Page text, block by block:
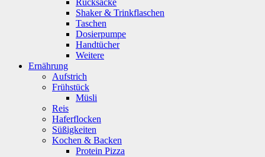
Rucksäcke
Shaker & Trinkflaschen
Taschen
Dosierpumpe
Handtücher
Weitere
Ernährung
Aufstrich
Frühstück
Müsli
Reis
Haferflocken
Süßigkeiten
Kochen & Backen
Protein Pizza